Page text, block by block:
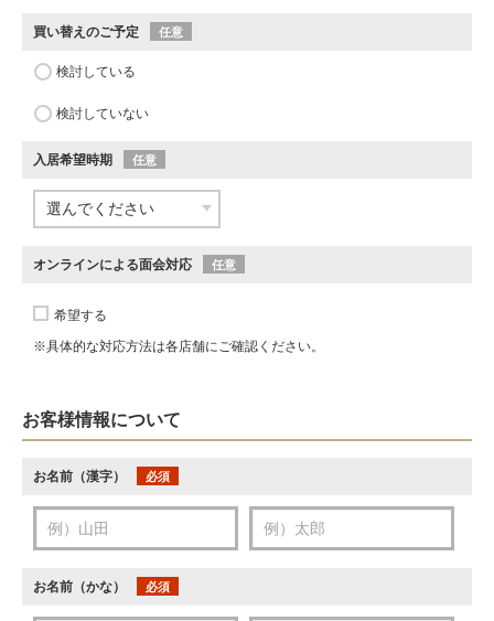
買い替えのご予定 任意
検討している
検討していない
入居希望時期 任意
オンラインによる面会対応 任意
希望する
※具体的な対応方法は各店舗にご確認ください。
お客様情報について
お名前（漢字） 必須
お名前（かな） 必須